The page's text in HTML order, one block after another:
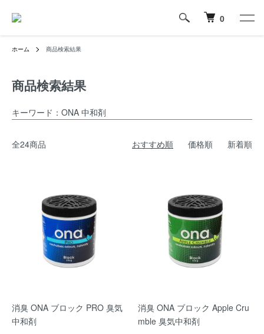
0
ホーム 商品検索結果
商品検索結果
キーワード：ONA 中和剤
全24商品 おすすめ順 価格順 新着順
消臭 ONA ブロック PRO 臭気
中和剤
消臭 ONA ブロック Apple Cru
mble 臭気中和剤